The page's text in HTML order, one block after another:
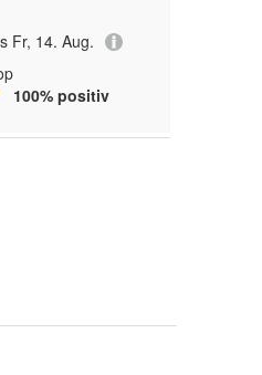
Fr, 14. Aug.
100% positiv